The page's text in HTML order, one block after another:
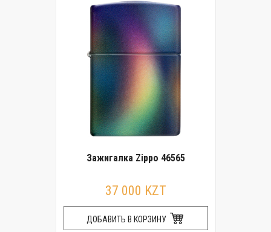
Зажигалка Zippo 46565
37 000 KZT
ДОБАВИТЬ В КОРЗИНУ